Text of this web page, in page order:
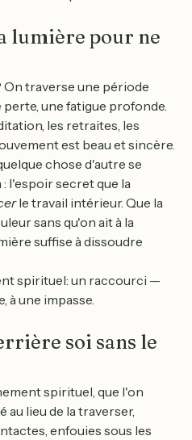
lumière pour ne
On traverse une période
une fatigue profonde.
les retraites, les
est beau et sincère.
chose d'autre se
l'espoir secret que la
le travail intérieur. Que la
sans qu'on ait à la
suffise à dissoudre
spirituel: un raccourci —
à une impasse.
soi sans le
spirituel, que l'on
au lieu de la traverser,
enfouies sous les